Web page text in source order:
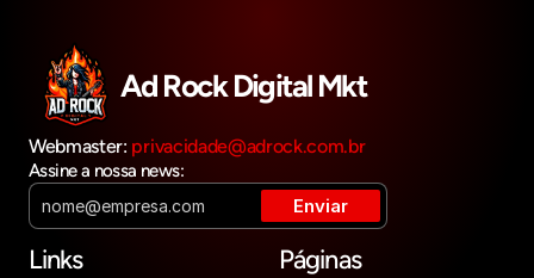
Ad Rock Digital Mkt
Webmaster: privacidade@adrock.com.br
Assine a nossa news:
Links Páginas